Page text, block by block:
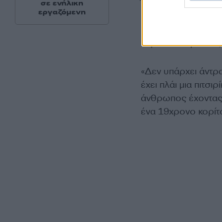
Όταν λοιπόν είσαι
και είστε έτσι
κορίτσι 19
«Δεν υπάρχει
έχει πλάι μια
άνθρωπος
ένα 19χρονο
σε ενήλικη
εργαζόμενη